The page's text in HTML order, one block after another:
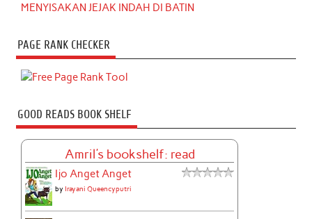
MENYISAKAN JEJAK INDAH DI BATIN
PAGE RANK CHECKER
GOOD READS BOOK SHELF
Amril's bookshelf: read
Ijo Anget Anget
byIrayani Queencyputri